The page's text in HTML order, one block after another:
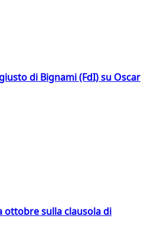
di Bignami (FdI) su Oscar
ottobre sulla clausola di